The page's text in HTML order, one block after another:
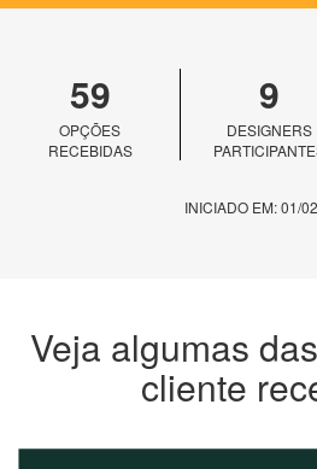
59
OPÇÕES
RECEBIDAS
9
DESIGNERS
INICIADO EM: 01/
Veja algumas
cliente